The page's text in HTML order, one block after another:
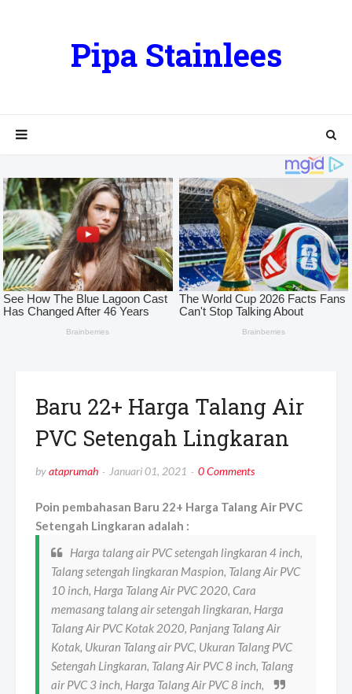
Pipa Stainlees
Baru 22+ Harga Talang Air
PVC Setengah Lingkaran
byataprumah Januari 01, 2021 0 Comments
Poin pembahasan Baru 22+ Harga Talang Air PVC
Setengah Lingkaran adalah :
Harga talang air PVC setengah lingkaran 4 inch,
Talang setengah lingkaran Maspion, Talang Air PVC
10 inch, Harga Talang Air PVC 2020, Cara
memasang talang air setengah lingkaran, Harga
Talang Air PVC Kotak 2020, Panjang Talang Air
Kotak, Ukuran Talang air PVC, Ukuran Talang PVC
Setengah Lingkaran, Talang Air PVC 8 inch, Talang
air PVC 3 inch, Harga Talang Air PVC 8 inch,